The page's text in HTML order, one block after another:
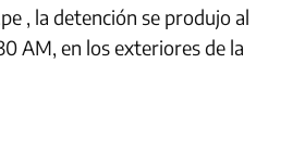
, la detención se produjo al
AM, en los exteriores de la